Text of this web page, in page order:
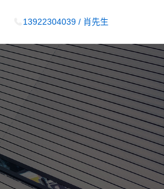
13922304039 / 肖先生